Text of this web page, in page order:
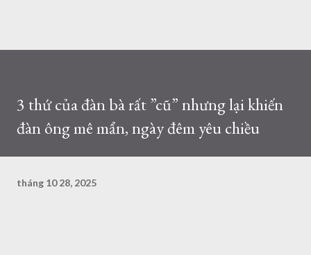
3 thứ của đàn bà rất ”cũ” nhưng lại khiến
đàn ông mê mẩn, ngày đêm yêu chiều
tháng 10 28, 2025